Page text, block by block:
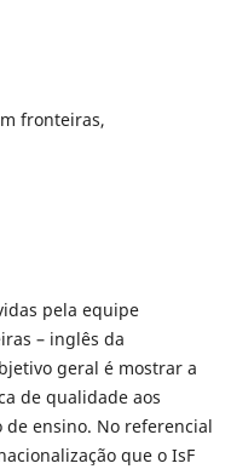
fronteiras,
pela equipe
– inglês da
geral é mostrar a
de qualidade aos
ensino. No referencial
que o IsF